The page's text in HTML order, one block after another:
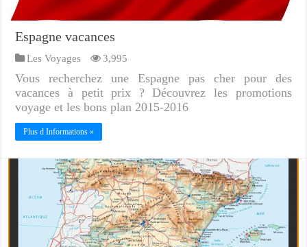
Espagne vacances
Les Voyages 3,995
Vous recherchez une Espagne pas cher pour des
vacances à petit prix ? Découvrez les promotions
voyage et les bons plan 2015-2016
Plus d Informations »